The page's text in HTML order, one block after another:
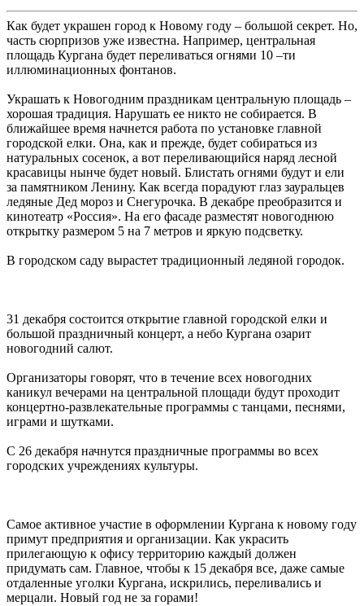
Как будет украшен город к Новому году – большой секрет. Но,
часть сюрпризов уже известна. Например, центральная
площадь Кургана будет переливаться огнями 10 –ти
иллюминационных фонтанов.
Украшать к Новогодним праздникам центральную площадь –
хорошая традиция. Нарушать ее никто не собирается. В
ближайшее время начнется работа по установке главной
городской елки. Она, как и прежде, будет собираться из
натуральных сосенок, а вот переливающийся наряд лесной
красавицы нынче будет новый. Блистать огнями будут и ели
за памятником Ленину. Как всегда порадуют глаз зауральцев
ледяные Дед мороз и Снегурочка. В декабре преобразится и
кинотеатр «Россия». На его фасаде разместят новогоднюю
открытку размером 5 на 7 метров и яркую подсветку.
В городском саду вырастет традиционный ледяной городок.
31 декабря состоится открытие главной городской елки и
большой праздничный концерт, а небо Кургана озарит
новогодний салют.
Организаторы говорят, что в течение всех новогодних
каникул вечерами на центральной площади будут проходит
концертно-развлекательные программы с танцами, песнями,
играми и шутками.
С 26 декабря начнутся праздничные программы во всех
городских учреждениях культуры.
Самое активное участие в оформлении Кургана к новому году
примут предприятия и организации. Как украсить
прилегающую к офису территорию каждый должен
придумать сам. Главное, чтобы к 15 декабря все, даже самые
отдаленные уголки Кургана, искрились, переливались и
мерцали. Новый год не за горами!